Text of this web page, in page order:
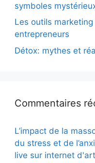
symboles
Les outils
entrepreneurs
Détox: mythes et
Commentaires
L’impact de la
du stress et de
live sur internet